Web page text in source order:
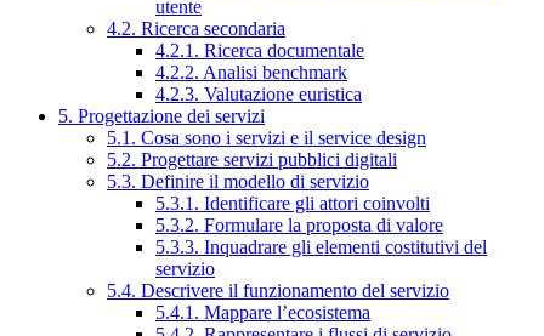
utente
4.2. Ricerca secondaria
4.2.1. Ricerca documentale
4.2.2. Analisi benchmark
4.2.3. Valutazione euristica
5. Progettazione dei servizi
5.1. Cosa sono i servizi e il service design
5.2. Progettare servizi pubblici digitali
5.3. Definire il modello di servizio
5.3.1. Identificare gli attori coinvolti
5.3.2. Formulare la proposta di valore
5.3.3. Inquadrare gli elementi costitutivi del
servizio
5.4. Descrivere il funzionamento del servizio
5.4.1. Mappare l’ecosistema